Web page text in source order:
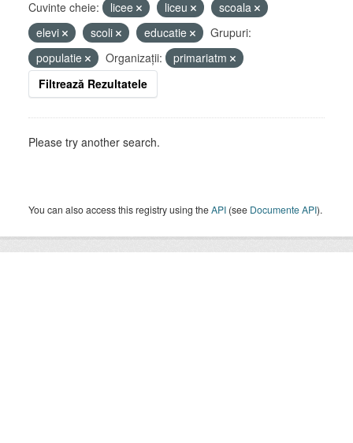
Cuvinte cheie: licee liceu
scoala
elevi
scoli educatie
Grupuri:
populatie
Organizații:
primariatm
Filtrează Rezultatele
Please try another search.
You can also access this registry using theAPI (see Documente API).